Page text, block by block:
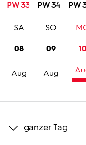
PW 33 PW 34 PW
08
Aug
SA
09
Aug
SO
10
ganzer Tag